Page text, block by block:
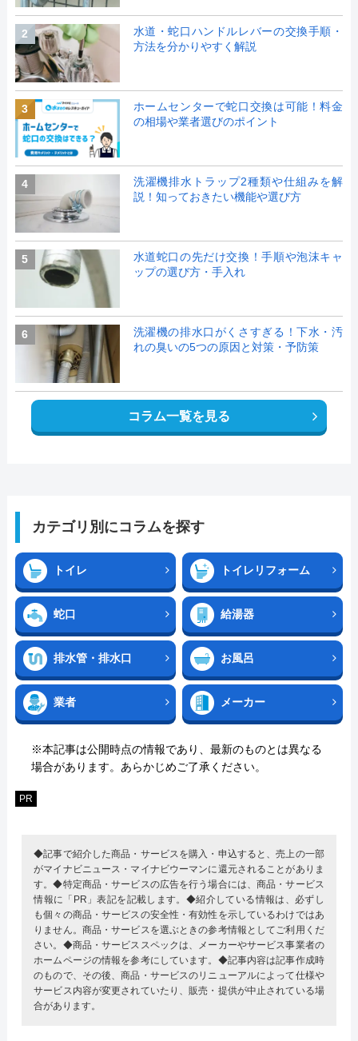
2
水道・蛇口ハンドルレバーの交換手順・
方法を分かりやすく解説
3
ホームセンターで蛇口交換は可能！料金
の相場や業者選びのポイント
4
洗濯機排水トラップ2種類や仕組みを解
説！知っておきたい機能や選び方
5
水道蛇口の先だけ交換！手順や泡沫キャ
ップの選び方・手入れ
6
洗濯機の排水口がくさすぎる！下水・汚
れの臭いの5つの原因と対策・予防策
コラム一覧を見る
カテゴリ別にコラムを探す
トイレ トイレリフォーム
蛇口 給湯器
排水管・排水口 お風呂
業者 メーカー
※本記事は公開時点の情報であり、最新のものとは異なる
場合があります。あらかじめご了承ください。
PR
◆記事で紹介した商品・サービスを購入・申込すると、売上の一部
がマイナビニュース・マイナビウーマンに還元されることがありま
す。◆特定商品・サービスの広告を行う場合には、商品・サービス
情報に「PR」表記を記載します。◆紹介している情報は、必ずし
も個々の商品・サービスの安全性・有効性を示しているわけではあ
りません。商品・サービスを選ぶときの参考情報としてご利用くだ
さい。◆商品・サービススペックは、メーカーやサービス事業者の
ホームページの情報を参考にしています。◆記事内容は記事作成時
のもので、その後、商品・サービスのリニューアルによって仕様や
サービス内容が変更されていたり、販売・提供が中止されている場
合があります。